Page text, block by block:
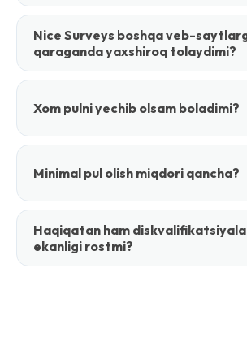
Nice Surveys boshqa veb-
qaraganda yaxshiroq tolaydimi?
Xom pulni yechib olsam boladimi?
Minimal pul olish miqdori qancha?
Haqiqatan ham
ekanligi rostmi?